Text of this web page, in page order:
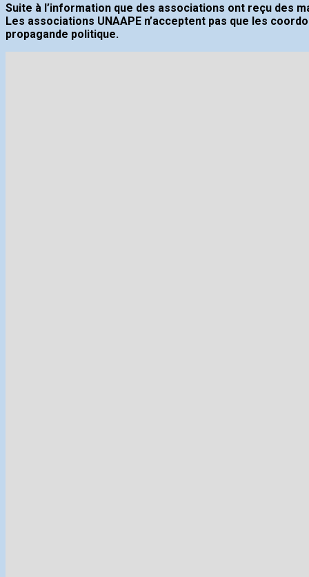
Suite à l’information que des associations ont reçu des
Les associations UNAAPE n’acceptent pas que les
propagande politique.